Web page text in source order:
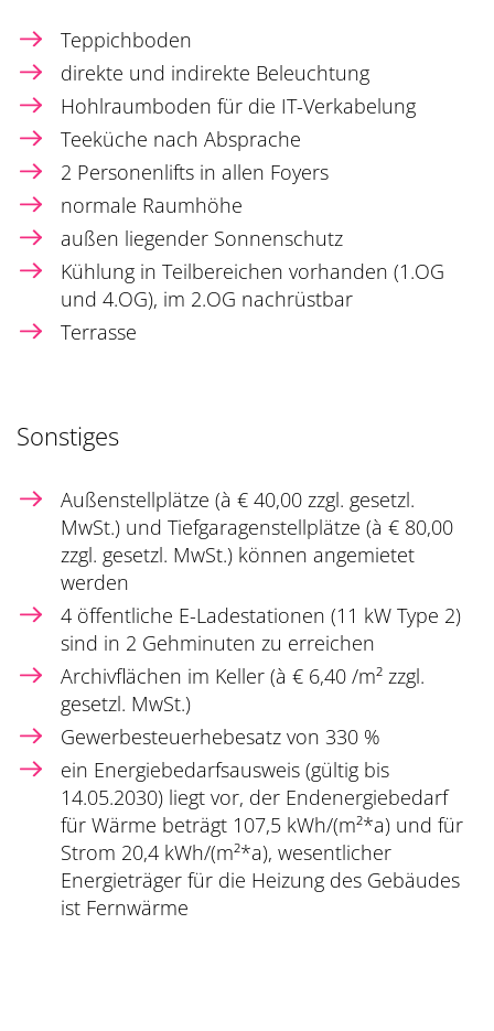
Teppichboden
direkte und indirekte Beleuchtung
Hohlraumboden für die IT-Verkabelung
Teeküche nach Absprache
2 Personenlifts in allen Foyers
normale Raumhöhe
außen liegender Sonnenschutz
Kühlung in Teilbereichen vorhanden (1.OG
und 4.OG), im 2.OG nachrüstbar
Terrasse
Sonstiges
Außenstellplätze (à € 40,00 zzgl. gesetzl.
MwSt.) und Tiefgaragenstellplätze (à € 80,00
zzgl. gesetzl. MwSt.) können angemietet
werden
4 öffentliche E-Ladestationen (11 kW Type 2)
sind in 2 Gehminuten zu erreichen
Archivflächen im Keller (à € 6,40 /m² zzgl.
gesetzl. MwSt.)
Gewerbesteuerhebesatz von 330 %
ein Energiebedarfsausweis (gültig bis
14.05.2030) liegt vor, der Endenergiebedarf
für Wärme beträgt 107,5 kWh/(m²*a) und für
Strom 20,4 kWh/(m²*a), wesentlicher
Energieträger für die Heizung des Gebäudes
ist Fernwärme